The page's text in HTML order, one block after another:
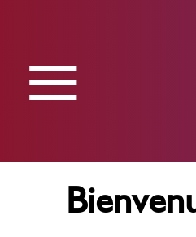
Menu
≡